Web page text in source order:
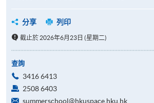
分享 列印
截止於 2026年6月23日 (星期二)
查詢
3416 6413
2508 6403
summerschool@hkuspace.hku.hk